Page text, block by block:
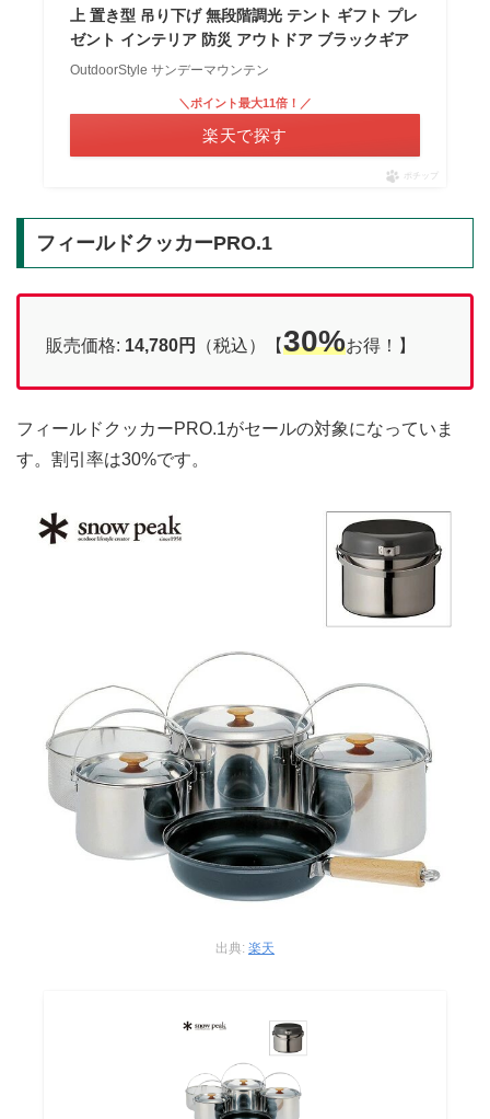
上 置き型 吊り下げ 無段階調光 テント ギフト プレ
ゼント インテリア 防災 アウトドア ブラックギア
OutdoorStyle サンデーマウンテン
＼ポイント最大11倍！／
楽天で探す
ポチップ
フィールドクッカーPRO.1
販売価格: 14,780円 （税込）【30%お得！】
フィールドクッカーPRO.1がセールの対象になっていま
す。割引率は30%です。
出典: 楽天